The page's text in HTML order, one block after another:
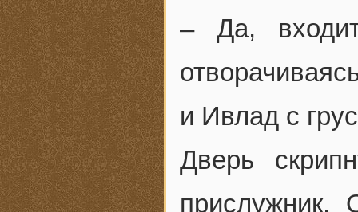
– Да,
и Ивлад с
Дверь
прислужник.